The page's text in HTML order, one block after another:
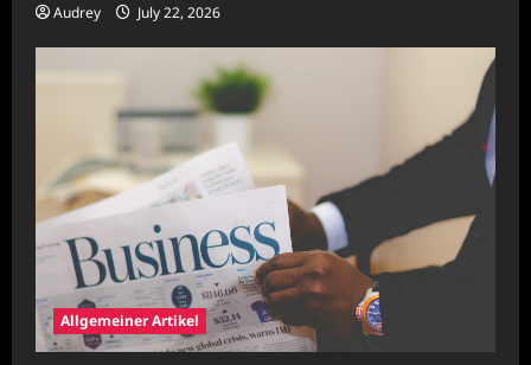
Audrey July 22, 2026
Allgemeiner Artikel